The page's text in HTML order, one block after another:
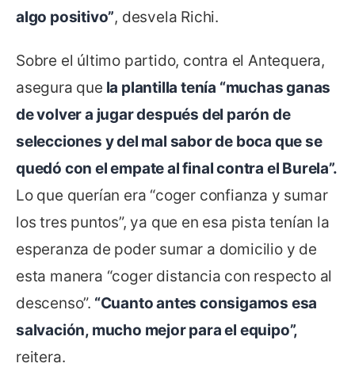
algo positivo”, desvela Richi.
Sobre el último partido, contra el Antequera,
asegura que la plantilla tenía “muchas ganas
de volver a jugar después del parón de
selecciones y del mal sabor de boca que se
quedó con el empate al final contra el Burela”.
Lo que querían era “coger confianza y sumar
los tres puntos”, ya que en esa pista tenían la
esperanza de poder sumar a domicilio y de
esta manera “coger distancia con respecto al
descenso”. “Cuanto antes consigamos esa
salvación, mucho mejor para el equipo”,
reitera.